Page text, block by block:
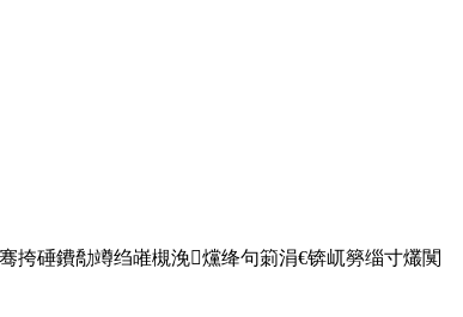
挎硾鐨勪竴绉嶉槻浼爣绛句箣涓€锛屼簩缁寸爜闃